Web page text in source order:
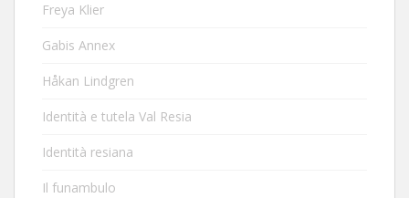
Freya Klier
Gabis Annex
Håkan Lindgren
Identità e tutela Val Resia
Identità resiana
Il funambulo